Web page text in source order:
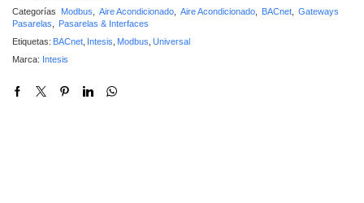
Categorías
Modbus Aire Acondicionado Aire Acondicionado BACnet
Gateways
Pasarelas
Pasarelas & Interfaces
Etiquetas: BACnet Intesis Modbus Universal
Marca: Intesis